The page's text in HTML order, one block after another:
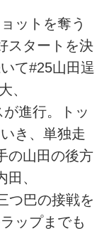
ットを奪う
スタートを決
て#25山田逞
、
進行。トッ
き、単独走
の山田の後方
、
つ巴の接戦を
ップまでも